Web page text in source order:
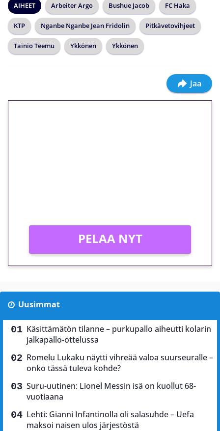
AIHEET Arbeiter Argo Bushue Jacob FC Haka
KTP Nganbe Nganbe Jean Fridolin Pitkävetovihjeet
Tainio Teemu Ykkönen Ykkönen
Jaa
PELAA NYT
Uusimmat
Käsittämätön tilanne – purkupallo aiheutti kolarin
jalkapallo-ottelussa
Romelu Lukaku näytti vihreää valoa suurseuralle –
onko tässä tuleva kohde?
Suru-uutinen: Lionel Messin isä on kuollut 68-
vuotiaana
Lehti: Gianni Infantinolla oli salasuhde – Uefa
maksoi naisen ulos järjestöstä